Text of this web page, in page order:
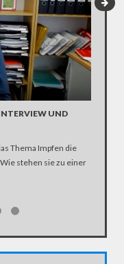
UND
Thema Impfen die
stehen sie zu einer